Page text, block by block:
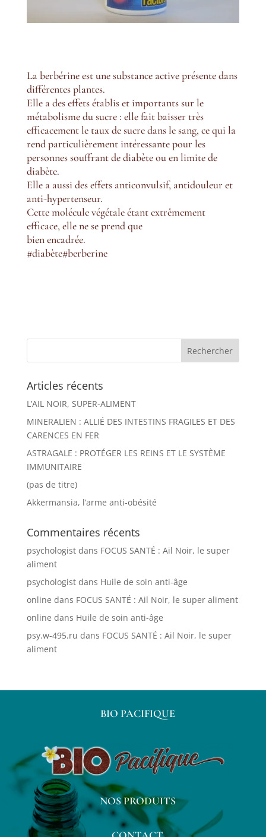
La berbérine est une substance active présente dans
différentes plantes.
Elle a des effets établis et importants sur le
métabolisme du sucre : elle fait baisser très
efficacement le taux de sucre dans le sang, ce qui la
rend particulièrement intéressante pour les
personnes souffrant de diabète ou en limite de
diabète.
Elle a aussi des effets anticonvulsif, antidouleur et
anti-hypertenseur.
Cette molécule végétale étant extrêmement
efficace, elle ne se prend que
bien encadrée.
#diabète#berberine
Articles récents
L’AIL NOIR, SUPER-ALIMENT
MINERALIEN : ALLIÉ DES INTESTINS FRAGILES ET DES
CARENCES EN FER
ASTRAGALE : PROTÉGER LES REINS ET LE SYSTÈME
IMMUNITAIRE
(pas de titre)
Akkermansia, l’arme anti-obésité
Commentaires récents
psychologistdans FOCUS SANTÉ : Ail Noir, le super
aliment
psychologistdans Huile de soin anti-âge
online dans FOCUS SANTÉ : Ail Noir, le super aliment
online dans Huile de soin anti-âge
psy.w-495.ru dans FOCUS SANTÉ : Ail Noir, le super
aliment
BIO PACIFIQUE
NOS PRODUITS